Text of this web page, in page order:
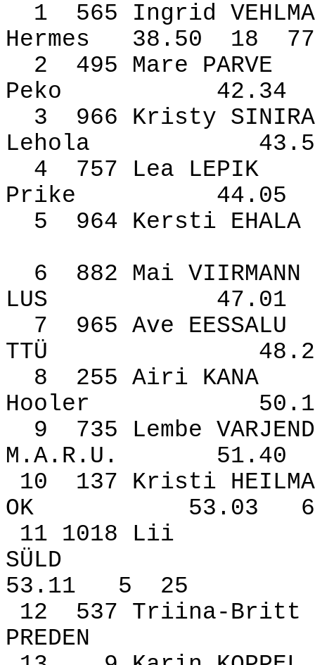
1
565 Ingrid
Hermes
38.50 18
77
2
495 Mare PARVE
Peko
42.34
3
966 Kristy
Lehola
4
757 Lea LEPIK
Prike
44.05
5
964 Kersti EHALA
6
882 Mai VIIRMANN
LUS
47.01
7
965 Ave EESSALU
TTÜ
8
255 Airi KANA
Hooler
9
735 Lembe VARJEND
M.A.R.U.
51.40
10
137 Kristi
OK
53.03
6
11 1018 Lii
SÜLD
53.11
5
25
12
537 Triina-Britt
PREDEN